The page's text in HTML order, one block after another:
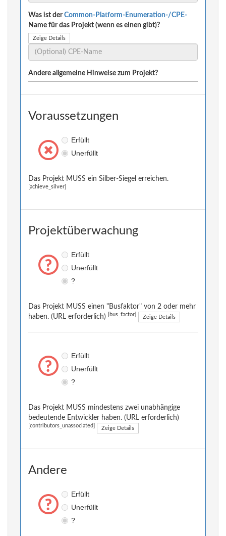
Was ist derCommon-Platform-Enumeration-/CPE-
Name für das Projekt (wenn es einen gibt)?
Zeige Details
Andere allgemeine Hinweise zum Projekt?
Voraussetzungen
Erfüllt
Unerfüllt
Das Projekt MUSS ein Silber-Siegel erreichen.
[achieve_silver]
Projektüberwachung
Erfüllt
Unerfüllt
?
Das Projekt MUSS einen "Busfaktor" von 2 oder mehr
haben. (URL erforderlich)
[bus_factor] Zeige Details
Erfüllt
Unerfüllt
?
Das Projekt MUSS mindestens zwei unabhängige
bedeutende Entwickler haben. (URL erforderlich)
[contributors_unassociated] Zeige Details
Andere
Erfüllt
Unerfüllt
?